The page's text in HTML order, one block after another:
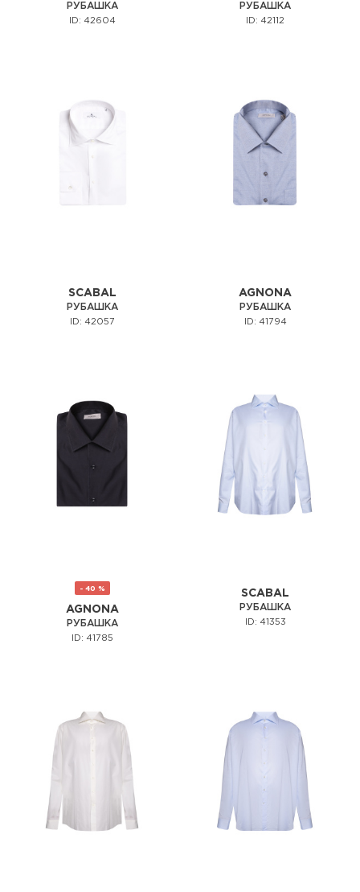
РУБАШКА
ID: 42604
РУБАШКА
ID: 42112
SCABAL
РУБАШКА
ID: 42057
AGNONA
РУБАШКА
ID: 41794
- 40 %
AGNONA
РУБАШКА
ID: 41785
SCABAL
РУБАШКА
ID: 41353